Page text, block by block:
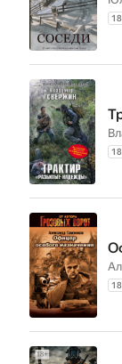
18
18
18